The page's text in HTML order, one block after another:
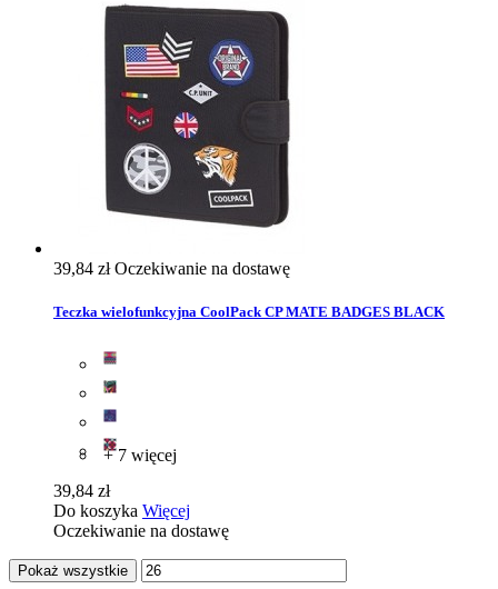
39,84 złOczekiwanie na dostawę
Teczka wielofunkcyjna CoolPack CP MATE BADGES BLACK
+ 7 więcej
39,84 zł
Do koszyka Więcej
Oczekiwanie na dostawę
Pokaż wszystkie